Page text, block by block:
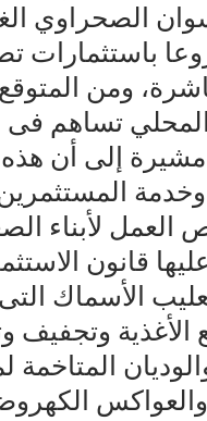
الصحراوي
مشيرة إلى أن
العمل لأبناء
قانون
الأسماك
الأغذية وتجفيف
المتاخمة